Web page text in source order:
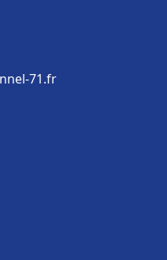
71.fr